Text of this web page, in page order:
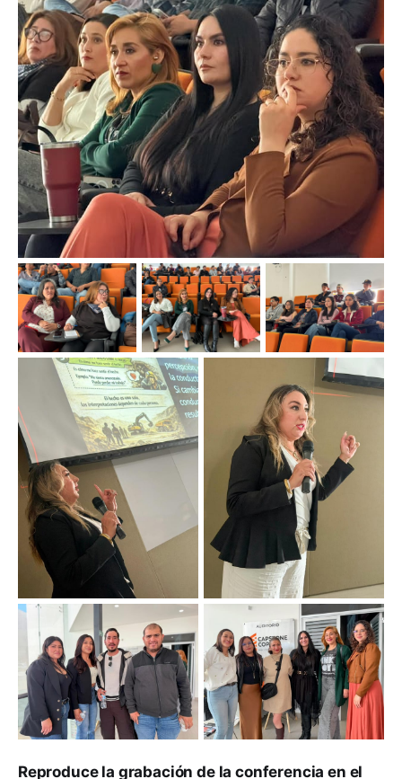
Reproduce la grabación de la conferencia en el